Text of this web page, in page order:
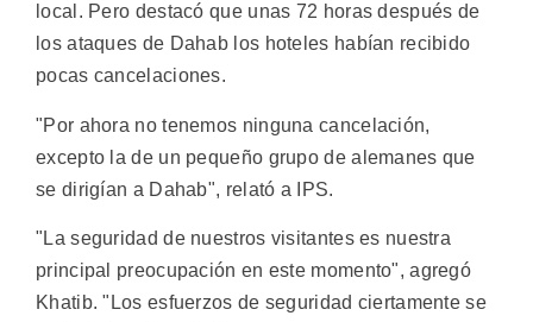
local. Pero destacó que unas 72 horas después de
los ataques de Dahab los hoteles habían recibido
pocas cancelaciones.
"Por ahora no tenemos ninguna cancelación,
excepto la de un pequeño grupo de alemanes que
se dirigían a Dahab", relató a IPS.
"La seguridad de nuestros visitantes es nuestra
principal preocupación en este momento", agregó
Khatib. "Los esfuerzos de seguridad ciertamente se